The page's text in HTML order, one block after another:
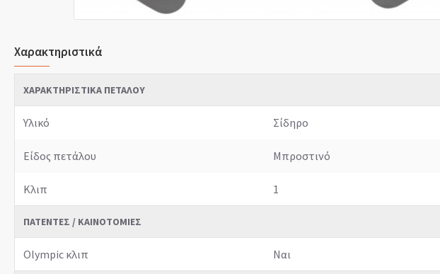
Χαρακτηριστικά
ΧΑΡΑΚΤΗΡΙΣΤΙΚΆ ΠΕΤΆΛΟΥ
Υλικό Σίδηρο
Είδος πετάλου Μπροστινό
Κλιπ 1
ΠΑΤΈΝΤΕΣ / ΚΑΙΝΟΤΟΜΊΕΣ
Olympic κλιπ Ναι